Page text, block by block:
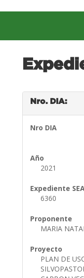
Nro. DIA:
Nro DIA
Año
2021
Expediente
6360
Proponente
MARIA
Proyecto
PLAN DE